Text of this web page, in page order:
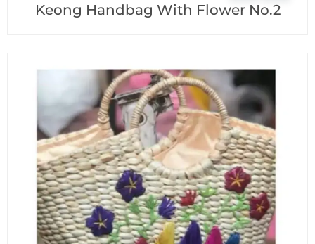
Keong Handbag With Flower No.2